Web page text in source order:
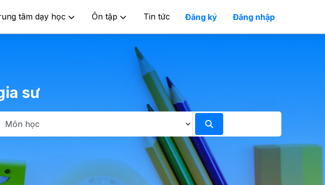
Đăng ký Đăng nhập
tâm dạy học Ôn tập Tin tức
sư